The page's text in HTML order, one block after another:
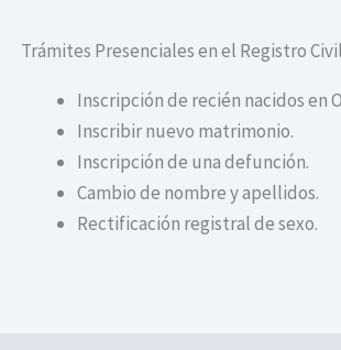
Trámites Presenciales en el Registro
Inscripción de recién nacidos en
Inscribir nuevo matrimonio.
Inscripción de una defunción.
Cambio de nombre y apellidos.
Rectificación registral de sexo.